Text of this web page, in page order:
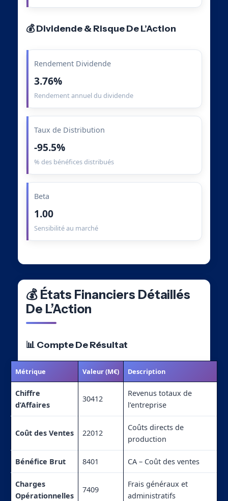
💰 Dividende & Risque De L’Action
Rendement Dividende
3.76%
Rendement annuel du dividende
Taux de Distribution
-95.5%
% des bénéfices distribués
Beta
1.00
Sensibilité au marché
💰 États Financiers Détaillés
De L’Action
📊 Compte De Résultat
Métrique Valeur (M€) Description
Chiffre
d’Affaires
30412
Revenus totaux de
l’entreprise
Coût des Ventes 22012
Coûts directs de
production
Bénéfice Brut 8401 CA – Coût des ventes
Charges
Opérationnelles
7409
Frais généraux et
administratifs